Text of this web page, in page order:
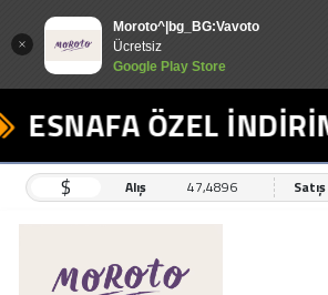
Moroto^|bg_BG:Vavoto
Ücretsiz
Google Play Store
ESNAFA ÖZEL İNDİRİM
$ Alış 47,4896 Satış